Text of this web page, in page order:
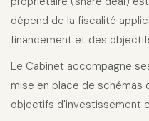
dépend de la fiscalité
financement et des
Le Cabinet accompagne
mise en place de schémas
objectifs d'investissement